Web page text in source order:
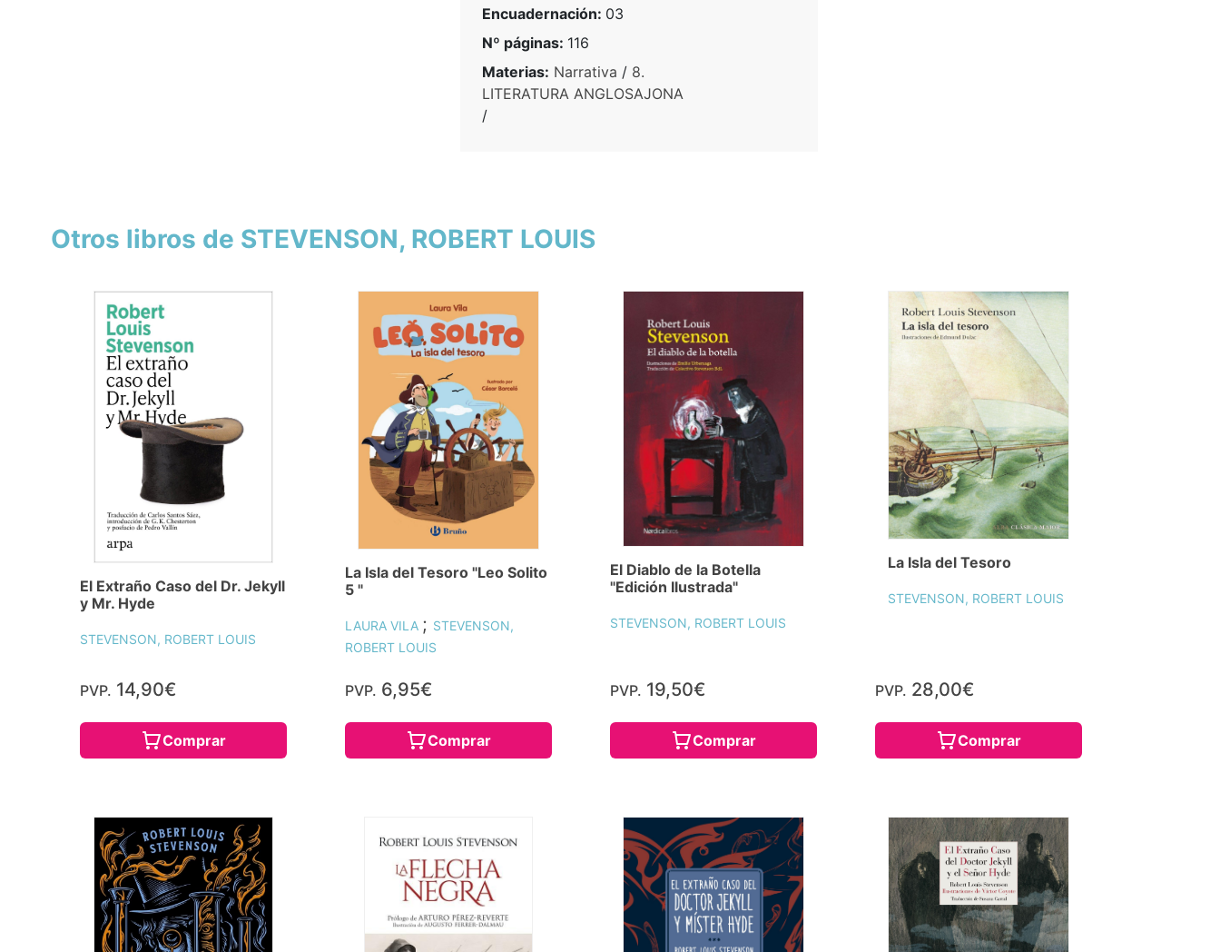
Encuadernación: 03
Nº páginas: 116
Materias: Narrativa / 8.
LITERATURA ANGLOSAJONA
/
Otros libros de STEVENSON, ROBERT LOUIS
El Extraño Caso del Dr. Jekyll
y Mr. Hyde
STEVENSON, ROBERT LOUIS
PVP. 14,90€
Comprar
La Isla del Tesoro "Leo Solito
5 "
LAURA VILA ; STEVENSON,
ROBERT LOUIS
PVP. 6,95€
Comprar
El Diablo de la Botella
"Edición Ilustrada"
STEVENSON, ROBERT LOUIS
PVP. 19,50€
Comprar
La Isla del Tesoro
STEVENSON, ROBERT LOUIS
PVP. 28,00€
Comprar